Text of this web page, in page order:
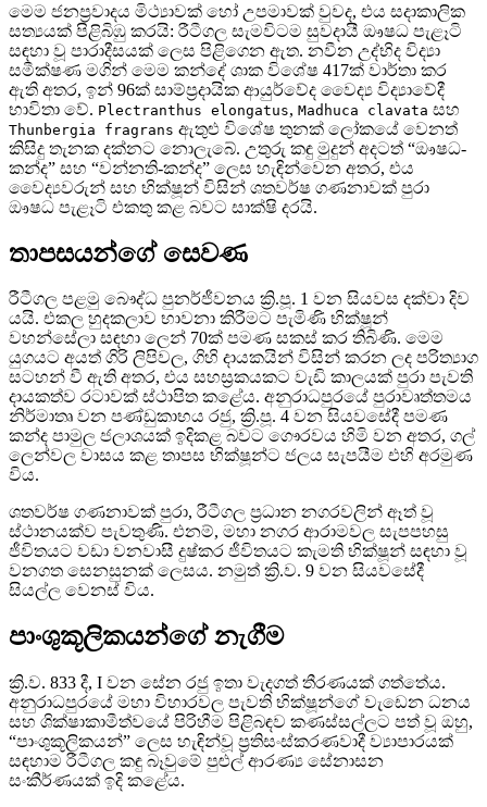
මෙම ජනප්‍රවාදය මිථ්‍යාවක් හෝ උපමාවක් වුවද, එය සදාකාලික
සත්‍යයක් පිළිබිඹු කරයි: රීටීගල සැමවිටම සුවදායී ඖෂධ පැළෑටි
සඳහා වූ පාරාදීසයක් ලෙස පිළිගෙන ඇත. නවීන උද්භිද විද්‍යා
සමීක්ෂණ මගින් මෙම කන්දේ ශාක විශේෂ 417ක් වාර්තා කර
ඇති අතර, ඉන් 96ක් සාම්ප්‍රදායික ආයුර්වේද වෛද්‍ය විද්‍යාවේදී
භාවිතා වේ. Plectranthus elongatus, Madhuca clavata සහ
Thunbergia fragrans ඇතුළු විශේෂ තුනක් ලෝකයේ වෙනත්
කිසිදු තැනක දක්නට නොලැබේ. උතුරු කඳු මුදුන් අදටත් “ඖෂධ-
කන්ද” සහ “වන්නති-කන්ද” ලෙස හැඳින්වෙන අතර, එය
වෛද්‍යවරුන් සහ භික්ෂූන් විසින් ශතවර්ෂ ගණනාවක් පුරා
ඖෂධ පැළෑටි එකතු කළ බවට සාක්ෂි දරයි.
තාපසයන්ගේ සෙවණ
රීටීගල පළමු බෞද්ධ පුනර්ජීවනය ක්‍රි.පූ. 1 වන සියවස දක්වා දිව
යයි. එකල හුදකලාව භාවනා කිරීමට පැමිණි භික්ෂූන්
වහන්සේලා සඳහා ලෙන් 70ක් පමණ සකස් කර තිබිණි. මෙම
යුගයට අයත් ගිරි ලිපිවල, ගිහි දායකයින් විසින් කරන ලද පරිත්‍යාග
සටහන් වී ඇති අතර, එය සහස්‍රකයකට වැඩි කාලයක් පුරා පැවති
දායකත්ව රටාවක් ස්ථාපිත කළේය. අනුරාධපුරයේ පුරාවෘත්තමය
නිර්මාතෘ වන පණ්ඩුකාභය රජු, ක්‍රි.පූ. 4 වන සියවසේදී පමණ
කන්ද පාමුල ජලාශයක් ඉදිකළ බවට ගෞරවය හිමි වන අතර, ගල්
ලෙන්වල වාසය කළ තාපස භික්ෂූන්ට ජලය සැපයීම එහි අරමුණ
විය.
ශතවර්ෂ ගණනාවක් පුරා, රීටීගල ප්‍රධාන නගරවලින් ඈත් වූ
ස්ථානයක්ව පැවතුණි. එනම්, මහා නගර ආරාමවල සැපපහසු
ජීවිතයට වඩා වනවාසී දුෂ්කර ජීවිතයට කැමති භික්ෂූන් සඳහා වූ
වනගත සෙනසුනක් ලෙසය. නමුත් ක්‍රි.ව. 9 වන සියවසේදී
සියල්ල වෙනස් විය.
පාංශුකූලිකයන්ගේ නැගීම
ක්‍රි.ව. 833 දී, I වන සේන රජු ඉතා වැදගත් තීරණයක් ගත්තේය.
අනුරාධපුරයේ මහා විහාරවල පැවති භික්ෂූන්ගේ වැඩෙන ධනය
සහ ශික්ෂාකාමීත්වයේ පිරිහීම පිළිබඳව කණස්සල්ලට පත් වූ ඔහු,
“පාංශුකූලිකයන්” ලෙස හැඳින්වූ ප්‍රතිසංස්කරණවාදී ව්‍යාපාරයක්
සඳහාම රීටීගල කඳු බෑවුමේ පුළුල් ආරණ්‍ය සේනාසන
සංකීර්ණයක් ඉදි කළේය.